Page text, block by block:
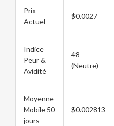
Prix
Actuel
$0.0027
Indice
Peur &
Avidité
48
(Neutre)
Moyenne
Mobile 50
jours
$0.002813